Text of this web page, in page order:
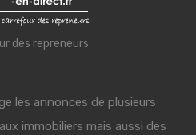
des repreneurs
les annonces de plusieurs
immobiliers mais aussi des